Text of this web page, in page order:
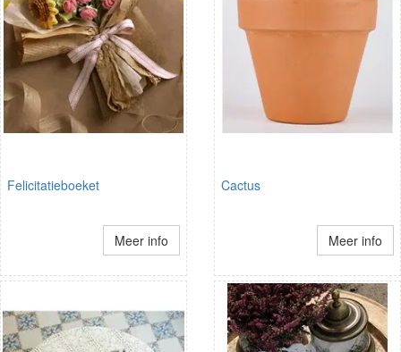
Felicitatieboeket
Meer info
Cactus
Meer info